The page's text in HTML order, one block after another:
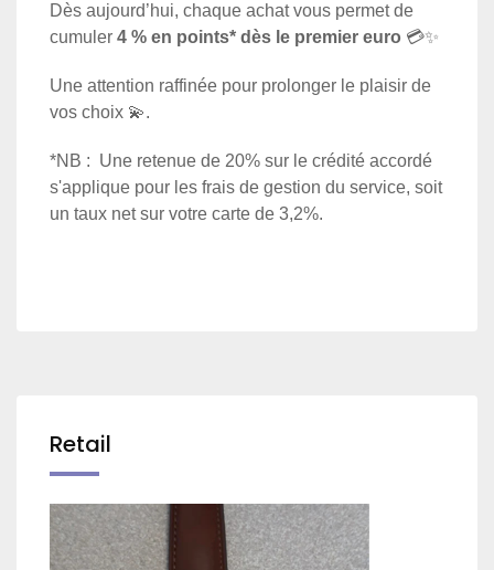
Dès aujourd’hui, chaque achat vous permet de
cumuler 4 % en points* dès le premier euro 💳✨
Une attention raffinée pour prolonger le plaisir de
vos choix 💫.
*NB : Une retenue de 20% sur le crédité accordé
s'applique pour les frais de gestion du service, soit
un taux net sur votre carte de 3,2%.
Retail